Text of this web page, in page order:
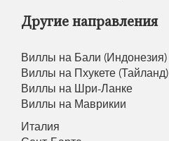
Другие направления
Виллы на Бали (Индонезия)
Виллы на Пхукете (Тайланд)
Виллы на Шри-Ланке
Виллы на Маврикии
Италия